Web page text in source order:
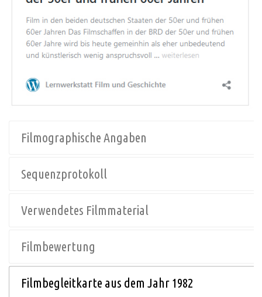
Filmographische Angaben
Sequenzprotokoll
Verwendetes Filmmaterial
Filmbewertung
Filmbegleitkarte aus dem Jahr 1982